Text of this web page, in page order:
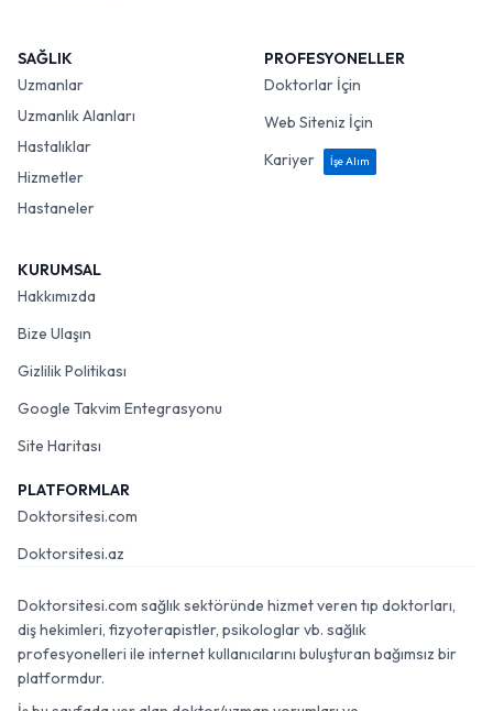
SAĞLIK
Uzmanlar
Uzmanlık Alanları
Hastalıklar
Hizmetler
Hastaneler
PROFESYONELLER
Doktorlar İçin
Web Siteniz İçin
Kariyer
İşe Alım
KURUMSAL
Hakkımızda
Bize Ulaşın
Gizlilik Politikası
Google Takvim Entegrasyonu
Site Haritası
PLATFORMLAR
Doktorsitesi.com
Doktorsitesi.az
Doktorsitesi.com sağlık sektöründe hizmet veren tıp doktorları,
diş hekimleri, fizyoterapistler, psikologlar vb. sağlık
profesyonelleri ile internet kullanıcılarını buluşturan bağımsız bir
platformdur.